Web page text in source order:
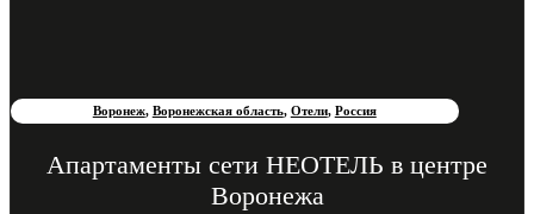
Воронеж, Воронежская область, Отели, Россия
Апартаменты сети НЕОТЕЛЬ в центре
Воронежа